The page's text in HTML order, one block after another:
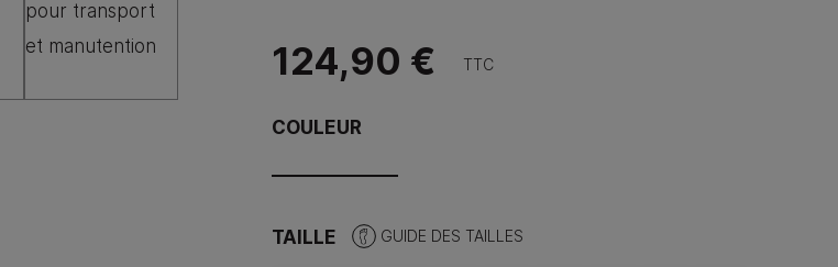
124,90 € TTC
COULEUR
TAILLE GUIDE DES TAILLES